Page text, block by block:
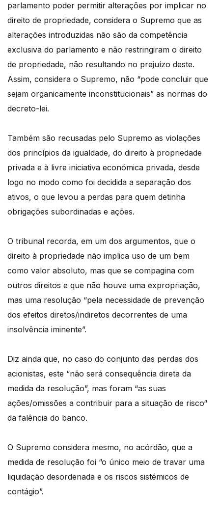
parlamento poder permitir alterações por implicar no
direito de propriedade, considera o Supremo que as
alterações introduzidas não são da competência
exclusiva do parlamento e não restringiram o direito
de propriedade, não resultando no prejuízo deste.
Assim, considera o Supremo, não “pode concluir que
sejam organicamente inconstitucionais” as normas do
decreto-lei.
Também são recusadas pelo Supremo as violações
dos princípios da igualdade, do direito à propriedade
privada e à livre iniciativa económica privada, desde
logo no modo como foi decidida a separação dos
ativos, o que levou a perdas para quem detinha
obrigações subordinadas e ações.
O tribunal recorda, em um dos argumentos, que o
direito à propriedade não implica uso de um bem
como valor absoluto, mas que se compagina com
outros direitos e que não houve uma expropriação,
mas uma resolução “pela necessidade de prevenção
dos efeitos diretos/indiretos decorrentes de uma
insolvência iminente”.
Diz ainda que, no caso do conjunto das perdas dos
acionistas, este “não será consequência direta da
medida da resolução”, mas foram “as suas
ações/omissões a contribuir para a situação de risco“
da falência do banco.
O Supremo considera mesmo, no acórdão, que a
medida de resolução foi “o único meio de travar uma
liquidação desordenada e os riscos sistémicos de
contágio”.